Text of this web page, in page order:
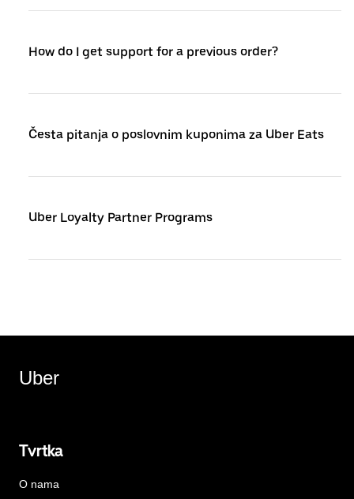
How do I get support for a previous order?
Česta pitanja o poslovnim kuponima za Uber Eats
Uber Loyalty Partner Programs
Uber
Tvrtka
O nama